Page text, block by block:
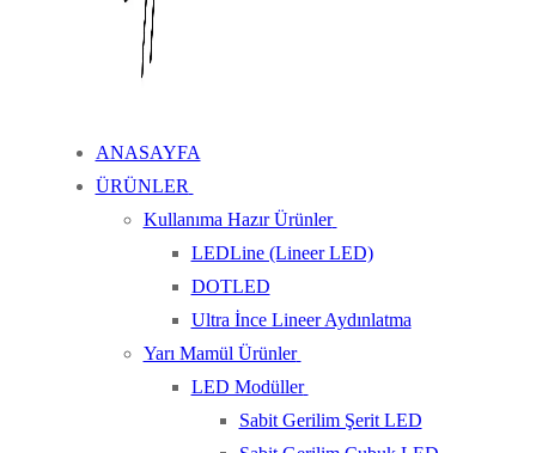
ANASAYFA
ÜRÜNLER
Kullanıma Hazır Ürünler
LEDLine (Lineer LED)
DOTLED
Ultra İnce Lineer Aydınlatma
Yarı Mamül Ürünler
LED Modüller
Sabit Gerilim Şerit LED